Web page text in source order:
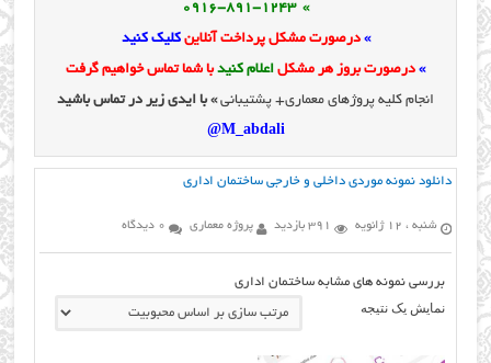
» 0916-891-1243
» درصورت مشکل پرداخت آنلاینکلیک کنید
» درصورت بروز هر مشکل اعلام کنیدبا شما تماس خواهیم گرفت
انجام کلیه پروژهای معماری+ پشتیبانی» با ایدی زیر در تماس باشید
M_abdali@
دانلود نمونه موردی داخلی و خارجی ساختمان اداری
شنبه ، 12 ژانویه 391 بازدید پروژه معماری 0 دیدگاه
بررسی نمونه های مشابه ساختمان اداری
نمایش یک نتیجه